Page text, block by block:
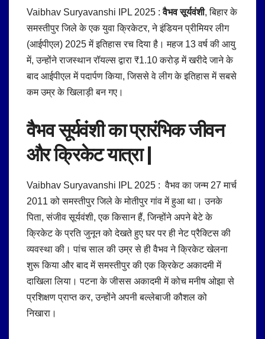
Vaibhav Suryavanshi IPL 2025 :वैभव सूर्यवंशी, बिहार के
समस्तीपुर जिले के एक युवा क्रिकेटर, ने इंडियन प्रीमियर लीग
(आईपीएल) 2025 में इतिहास रच दिया है। महज 13 वर्ष की आयु
में, उन्होंने राजस्थान रॉयल्स द्वारा ₹1.10 करोड़ में खरीदे जाने के
बाद आईपीएल में पदार्पण किया, जिससे वे लीग के इतिहास में सबसे
कम उम्र के खिलाड़ी बन गए।
वैभव सूर्यवंशी काप्रारंभिक जीवन
और क्रिकेट यात्रा |
Vaibhav Suryavanshi IPL 2025 : वैभव का जन्म 27 मार्च
2011 को समस्तीपुर जिले के मोतीपुर गांव में हुआ था। उनके
पिता, संजीव सूर्यवंशी, एक किसान हैं, जिन्होंने अपने बेटे के
क्रिकेट के प्रति जुनून को देखते हुए घर पर ही नेट प्रैक्टिस की
व्यवस्था की। पांच साल की उम्र से ही वैभव ने क्रिकेट खेलना
शुरू किया और बाद में समस्तीपुर की एक क्रिकेट अकादमी में
दाखिला लिया। पटना के जीसस अकादमी में कोच मनीष ओझा से
प्रशिक्षण प्राप्त कर, उन्होंने अपनी बल्लेबाजी कौशल को
निखारा।